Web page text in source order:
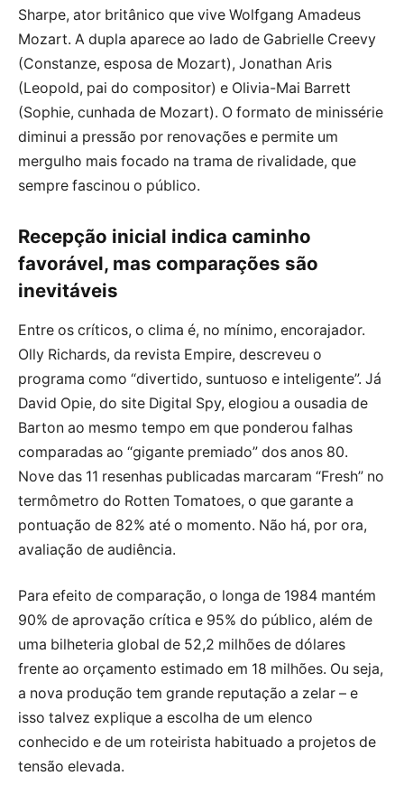
Sharpe, ator britânico que vive Wolfgang Amadeus
Mozart. A dupla aparece ao lado de Gabrielle Creevy
(Constanze, esposa de Mozart), Jonathan Aris
(Leopold, pai do compositor) e Olivia-Mai Barrett
(Sophie, cunhada de Mozart). O formato de minissérie
diminui a pressão por renovações e permite um
mergulho mais focado na trama de rivalidade, que
sempre fascinou o público.
Recepção inicial indica caminho
favorável, mas comparações são
inevitáveis
Entre os críticos, o clima é, no mínimo, encorajador.
Olly Richards, da revista Empire, descreveu o
programa como “divertido, suntuoso e inteligente”. Já
David Opie, do site Digital Spy, elogiou a ousadia de
Barton ao mesmo tempo em que ponderou falhas
comparadas ao “gigante premiado” dos anos 80.
Nove das 11 resenhas publicadas marcaram “Fresh” no
termômetro do Rotten Tomatoes, o que garante a
pontuação de 82% até o momento. Não há, por ora,
avaliação de audiência.
Para efeito de comparação, o longa de 1984 mantém
90% de aprovação crítica e 95% do público, além de
uma bilheteria global de 52,2 milhões de dólares
frente ao orçamento estimado em 18 milhões. Ou seja,
a nova produção tem grande reputação a zelar – e
isso talvez explique a escolha de um elenco
conhecido e de um roteirista habituado a projetos de
tensão elevada.